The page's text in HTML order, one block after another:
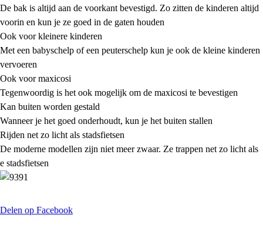
De bak is altijd aan de voorkant bevestigd. Zo zitten de kinderen altijd
voorin en kun je ze goed in de gaten houden
Ook voor kleinere kinderen
Met een babyschelp of een peuterschelp kun je ook de kleine kinderen
vervoeren
Ook voor maxicosi
Tegenwoordig is het ook mogelijk om de maxicosi te bevestigen
Kan buiten worden gestald
Wanneer je het goed onderhoudt, kun je het buiten stallen
Rijden net zo licht als stadsfietsen
De moderne modellen zijn niet meer zwaar. Ze trappen net zo licht als
e stadsfietsen
Delen op Facebook